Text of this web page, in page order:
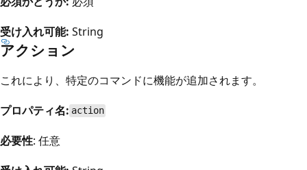
受け入れ可能: String
アクション
これにより、特定のコマンドに機能が追加されます。
プロパティ名: action
必要性: 任意